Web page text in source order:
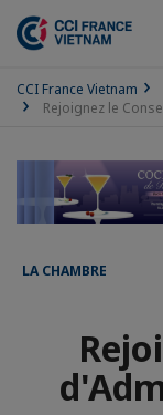
CCI France Vietnam
Rejoignez le
LA CHAMBRE